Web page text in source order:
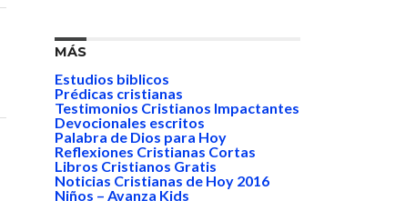
MÁS
Estudios biblicos
Prédicas cristianas
Testimonios Cristianos Impactantes
Devocionales escritos
Palabra de Dios para Hoy
Reflexiones Cristianas Cortas
Libros Cristianos Gratis
Noticias Cristianas de Hoy 2016
Niños – Avanza Kids